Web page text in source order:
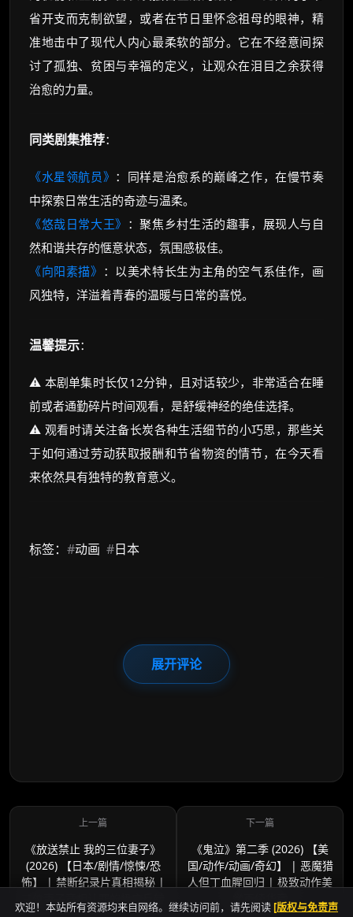
省开支而克制欲望，或者在节日里怀念祖母的眼神，精
准地击中了现代人内心最柔软的部分。它在不经意间探
讨了孤独、贫困与幸福的定义，让观众在泪目之余获得
治愈的力量。
同类剧集推荐：
《水星领航员》 ：同样是治愈系的巅峰之作，在慢节奏
中探索日常生活的奇迹与温柔。
《悠哉日常大王》 ：聚焦乡村生活的趣事，展现人与自
然和谐共存的惬意状态，氛围感极佳。
《向阳素描》 ：以美术特长生为主角的空气系佳作，画
风独特，洋溢着青春的温暖与日常的喜悦。
温馨提示：
⚠️ 本剧单集时长仅12分钟，且对话较少，非常适合在睡
前或者通勤碎片时间观看，是舒缓神经的绝佳选择。
⚠️ 观看时请关注备长炭各种生活细节的小巧思，那些关
于如何通过劳动获取报酬和节省物资的情节，在今天看
来依然具有独特的教育意义。
标签： #动画 #日本
展开评论
《放送禁止 我的三位妻子》
(2026) 【日本/剧情/惊悚/恐
怖】 | 禁断纪录片真相揭秘 |
三位妻子竞相认罪的极度反转
《鬼泣》第二季 (2026) 【美
国/动作/动画/奇幻】 | 恶魔猎
人但丁血腥回归 | 极致动作美
学再续华章
欢迎！本站所有资源均来自网络。继续访问前，请先阅读 [版权与免责声